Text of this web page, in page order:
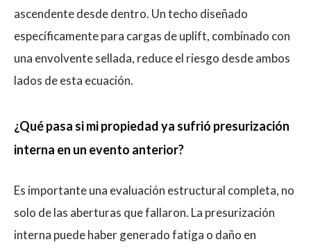
ascendente desde dentro. Un techo diseñado
específicamente para cargas de uplift, combinado con
una envolvente sellada, reduce el riesgo desde ambos
lados de esta ecuación.
¿Qué pasa si mi propiedad ya sufrió presurización
interna en un evento anterior?
Es importante una evaluación estructural completa, no
solo de las aberturas que fallaron. La presurización
interna puede haber generado fatiga o daño en